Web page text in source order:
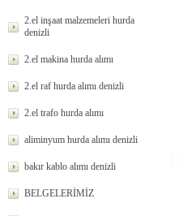
2.el inşaat malzemeleri hurda
denizli
2.el makina hurda alımı
2.el raf hurda alımı denizli
2.el trafo hurda alımı
aliminyum hurda alımı denizli
bakır kablo alımı denizli
BELGELERİMİZ